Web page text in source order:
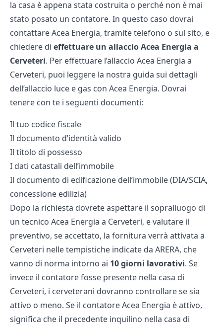
la casa è appena stata costruita o perché non è mai
stato posato un contatore. In questo caso dovrai
contattare Acea Energia, tramite telefono o sul sito, e
chiedere di effettuare un allaccio Acea Energia a
Cerveteri. Per effettuare l’allaccio Acea Energia a
Cerveteri, puoi leggere la nostra guida sui dettagli
dell’allaccio luce e gas con Acea Energia. Dovrai
tenere con te i seguenti documenti:
Il tuo codice fiscale
Il documento d’identità valido
Il titolo di possesso
I dati catastali dell’immobile
Il documento di edificazione dell’immobile (DIA/SCIA,
concessione edilizia)
Dopo la richiesta dovrete aspettare il sopralluogo di
un tecnico Acea Energia a Cerveteri, e valutare il
preventivo, se accettato, la fornitura verrà attivata a
Cerveteri nelle tempistiche indicate da ARERA, che
vanno di norma intorno ai 10 giorni lavorativi. Se
invece il contatore fosse presente nella casa di
Cerveteri, i cerveterani dovranno controllare se sia
attivo o meno. Se il contatore Acea Energia è attivo,
significa che il precedente inquilino nella casa di